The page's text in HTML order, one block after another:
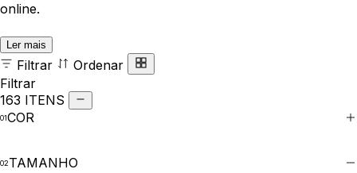
online.
Ler mais
Filtrar
Ordenar
Filtrar
163 ITENS
COR
TAMANHO